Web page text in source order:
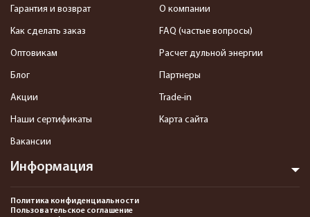
Информация
Гарантия и возврат
Как сделать заказ
Оптовикам
Блог
Акции
Наши сертификаты
Вакансии
О компании
FAQ (частые вопросы)
Расчет дульной энергии
Партнеры
Trade-in
Карта сайта
Политика конфиденциальности
Пользовательское соглашение